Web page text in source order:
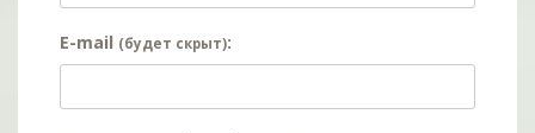
E-mail (будет скрыт):